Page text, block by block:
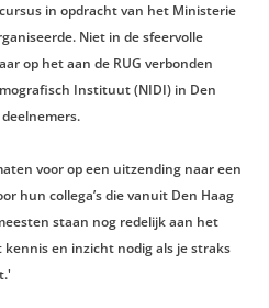
in opdracht van het Ministerie
Niet in de sfeervolle
op het aan de RUG verbonden
Instituut (NIDI) in Den
voor op een uitzending naar een
hun collega’s die vanuit Den Haag
staan nog redelijk aan het
en inzicht nodig als je straks